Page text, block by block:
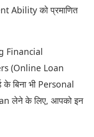
Ability को प्रमाणित
Financial
(Online Loan
बिना भी Personal
लेने के लिए, आपको इन